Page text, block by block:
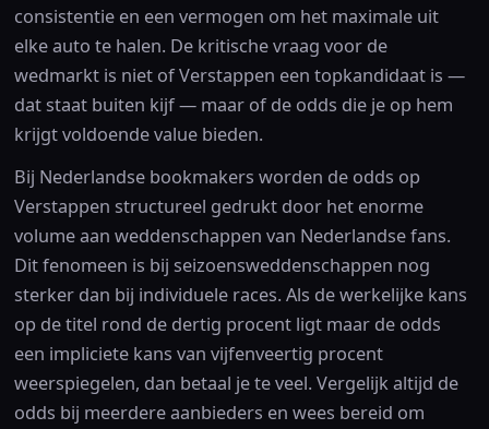
consistentie en een vermogen om het maximale uit
elke auto te halen. De kritische vraag voor de
wedmarkt is niet of Verstappen een topkandidaat is —
dat staat buiten kijf — maar of de odds die je op hem
krijgt voldoende value bieden.
Bij Nederlandse bookmakers worden de odds op
Verstappen structureel gedrukt door het enorme
volume aan weddenschappen van Nederlandse fans.
Dit fenomeen is bij seizoensweddenschappen nog
sterker dan bij individuele races. Als de werkelijke kans
op de titel rond de dertig procent ligt maar de odds
een impliciete kans van vijfenveertig procent
weerspiegelen, dan betaal je te veel. Vergelijk altijd de
odds bij meerdere aanbieders en wees bereid om